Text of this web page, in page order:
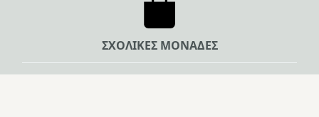
ΣΧΟΛΙΚΕΣ ΜΟΝΑΔΕΣ